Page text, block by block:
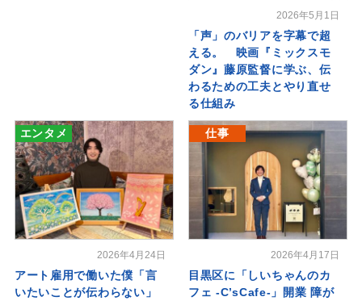
2026年5月1日
「声」のバリアを字幕で超
える。 映画『ミックスモ
ダン』藤原監督に学ぶ、伝
わるための工夫とやり直せ
る仕組み
エンタメ
2026年4月24日
アート雇用で働いた僕「言
いたいことが伝わらない」
仕事
2026年4月17日
目黒区に「しいちゃんのカ
フェ -C’sCafe-」開業 障が